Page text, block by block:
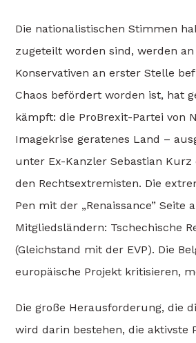
Die nationalistischen Stimmen
zugeteilt worden sind, werden
Konservativen an erster Stelle
Chaos befördert worden ist, hat
kämpft: die ProBrexit-Partei von
Imagekrise geratenes Land –
unter Ex-Kanzler Sebastian
den Rechtsextremisten. Die
Pen mit der „Renaissance”
Mitgliedsländern: Tschechische
(Gleichstand mit der EVP). Die
europäische Projekt kritisieren,
Die große Herausforderung, die
wird darin bestehen, die aktivste